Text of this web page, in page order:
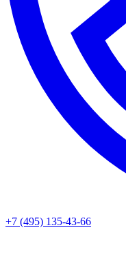
+7 (495) 135-43-66